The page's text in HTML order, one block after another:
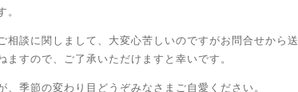
。
相談に関しまして、大変心苦しいのですがお問合せから送
ますので、ご了承いただけますと幸いです。
、季節の変わり目どうぞみなさまご自愛ください。